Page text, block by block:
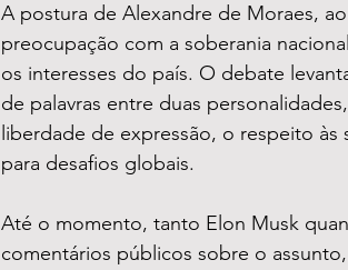
A postura de Alexandre de Moraes,
preocupação com a soberania
os interesses do país. O debate
de palavras entre duas
liberdade de expressão, o respeito
para desafios globais.
Até o momento, tanto Elon Musk
comentários públicos sobre o